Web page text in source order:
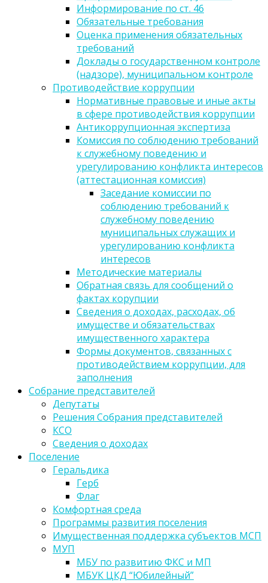
Информирование по ст. 46
Обязательные требования
Оценка применения обязательных
требований
Доклады о государственном контроле
(надзоре), муниципальном контроле
Противодействие коррупции
Нормативные правовые и иные акты
в сфере противодействия коррупции
Антикоррупционная экспертиза
Комиссия по соблюдению требований
к служебному поведению и
урегулированию конфликта интересов
(аттестационная комиссия)
Заседание комиссии по
соблюдению требований к
служебному поведению
муниципальных служащих и
урегулированию конфликта
интересов
Методические материалы
Обратная связь для сообщений о
фактах корупции
Сведения о доходах, расходах, об
имуществе и обязательствах
имущественного характера
Формы документов, связанных с
противодействием коррупции, для
заполнения
Собрание представителей
Депутаты
Решения Собрания представителей
КСО
Сведения о доходах
Поселение
Геральдика
Герб
Флаг
Комфортная среда
Программы развития поселения
Имущественная поддержка субъектов МСП
МУП
МБУ по развитию ФКС и МП
МБУК ЦКД “Юбилейный”